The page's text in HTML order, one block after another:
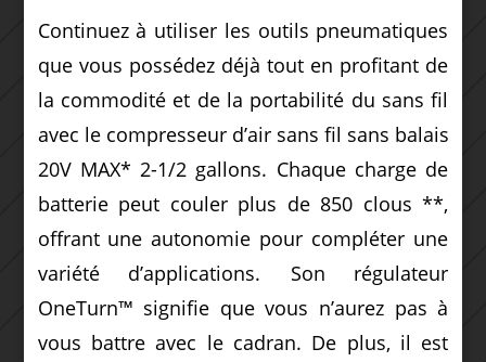
Continuez à utiliser les outils pneumatiques
que vous possédez déjà tout en profitant de
la commodité et de la portabilité du sans fil
avec le compresseur d’air sans fil sans balais
20V MAX* 2-1/2 gallons. Chaque charge de
batterie peut couler plus de 850 clous **,
offrant une autonomie pour compléter une
variété d’applications. Son régulateur
OneTurn™ signifie que vous n’aurez pas à
vous battre avec le cadran. De plus, il est